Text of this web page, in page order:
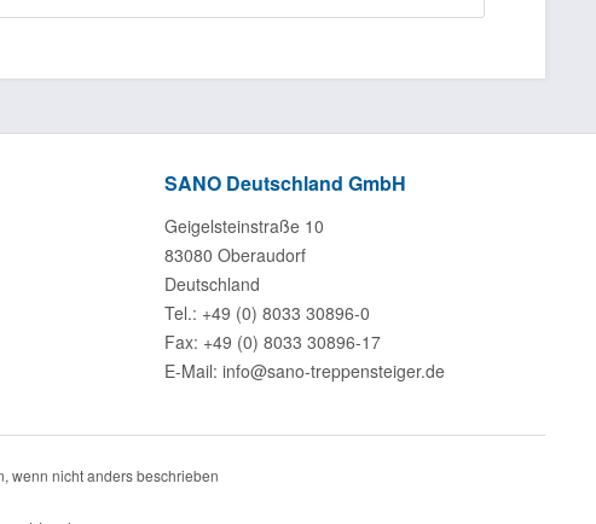
SANO Deutschland GmbH
Geigelsteinstraße 10
83080 Oberaudorf
Deutschland
Tel.: +49 (0) 8033 30896-0
Fax: +49 (0) 8033 30896-17
E-Mail: info@sano-treppensteiger.de
wenn nicht anders beschrieben